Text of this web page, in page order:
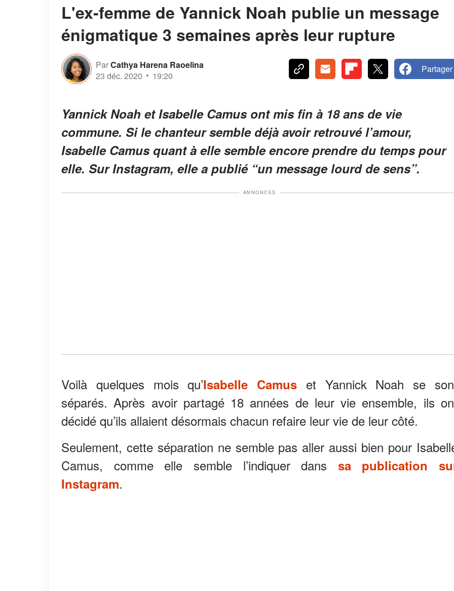
L'ex-femme de Yannick Noah publie un message
énigmatique 3 semaines après leur rupture
ParCathya Harena Raoelina
23 déc. 2020
19:20
Partager
Yannick Noah et Isabelle Camus ont mis fin à 18 ans de vie
commune. Si le chanteur semble déjà avoir retrouvé l’amour,
Isabelle Camus quant à elle semble encore prendre du temps pour
elle. Sur Instagram, elle a publié “un message lourd de sens”.
ANNONCES
Voilà quelques mois qu’Isabelle Camus et Yannick Noah se
séparés. Après avoir partagé 18 années de leur vie ensemble, ils
décidé qu’ils allaient désormais chacun refaire leur vie de leur côté.
Seulement, cette séparation ne semble pas aller aussi bien pour
Camus, comme elle semble l’indiquer dans sa publication
Instagram.